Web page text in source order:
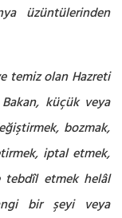
üzüntülerinden
temiz olan Hazreti
küçük veya
bozmak,
iptal etmek,
tebdîl etmek helâl
bir şeyi veya